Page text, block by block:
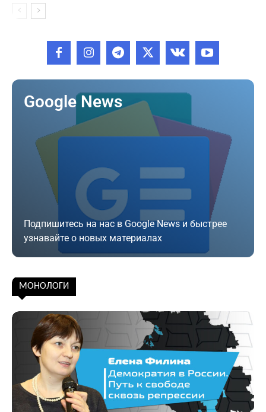
Google News
Подпишитесь на нас в Google News и быстрее
узнавайте о новых материалах
Подписаться
МОНОЛОГИ